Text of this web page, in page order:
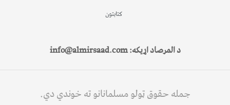
کتابتون
د المرصاد اړیکه: info@almirsaad.com
جمله حقوق ټولو مسلمانانو ته خوندي دي.